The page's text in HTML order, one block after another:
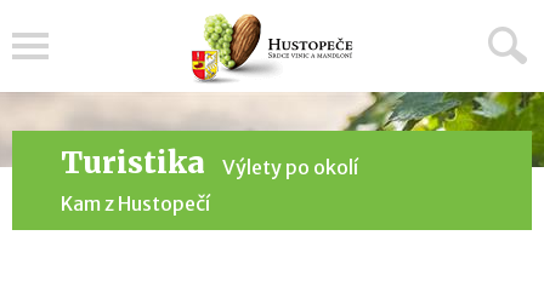
Turistika
Výlety po okolí
Kam z Hustopečí